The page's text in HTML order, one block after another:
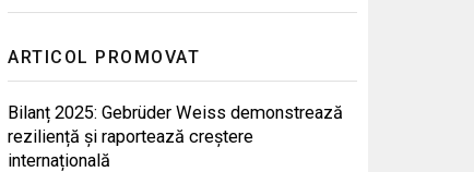
ARTICOL PROMOVAT
Bilanț 2025: Gebrüder Weiss demonstrează
reziliență și raportează creștere
internațională